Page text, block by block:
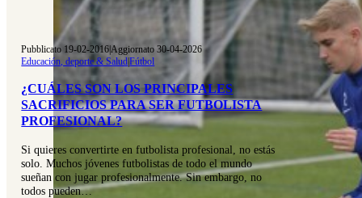
Pubblicato 19-02-2016|Aggiornato 30-04-2026
Educación, deporte & Salud|Fútbol
¿CUÁLES SON LOS PRINCIPALES
SACRIFICIOS PARA SER FUTBOLISTA
PROFESIONAL?
Si quieres convertirte en futbolista profesional, no estás
solo. Muchos jóvenes futbolistas de todo el mundo
sueñan con jugar profesionalmente. Sin embargo, no
todos pueden…